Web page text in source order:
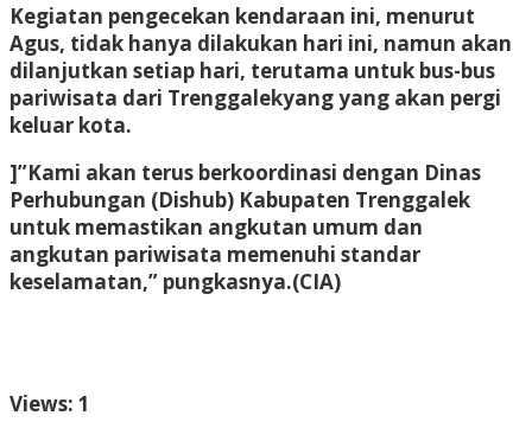
Kegiatan pengecekan kendaraan ini, menurut
Agus, tidak hanya dilakukan hari ini, namun akan
dilanjutkan setiap hari, terutama untuk bus-bus
pariwisata dari Trenggalekyang yang akan pergi
keluar kota.
]”Kami akan terus berkoordinasi dengan Dinas
Perhubungan (Dishub) Kabupaten Trenggalek
untuk memastikan angkutan umum dan
angkutan pariwisata memenuhi standar
keselamatan,” pungkasnya.(CIA)
Views: 1